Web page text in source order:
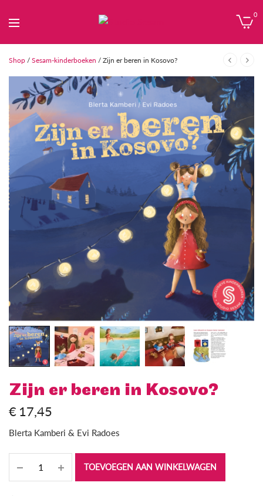
0
Shop / Sesam-kinderboeken / Zijn er beren in Kosovo?
Zijn er beren in Kosovo?
€ 17,45
Blerta Kamberi & Evi Radoes
TOEVOEGEN AAN WINKELWAGEN